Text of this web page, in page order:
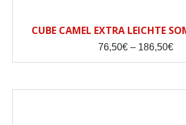
CUBE CAMEL EXTRA LEICHTE
76,50€ – 186,50€